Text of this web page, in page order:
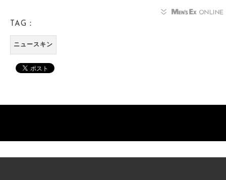
TAG：
ニュースキン